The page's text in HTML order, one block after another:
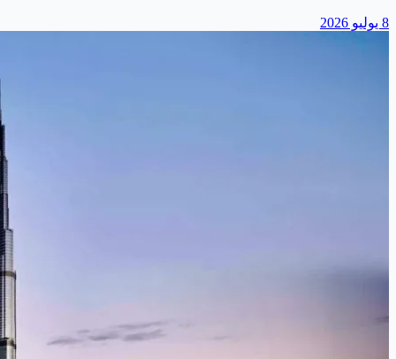
8 يوليو 2026